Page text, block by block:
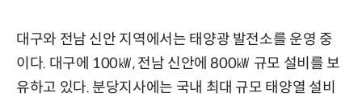
대구와 전남 신안 지역에서는 태양광 발전소를 운영 중
이다. 대구에 100㎾, 전남 신안에 800㎾ 규모 설비를 보
유하고 있다. 분당지사에는 국내 최대 규모 태양열 설비